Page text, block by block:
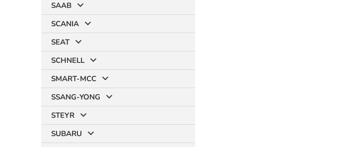
SAAB
SCANIA
SEAT
SCHNELL
SMART-MCC
SSANG-YONG
STEYR
SUBARU